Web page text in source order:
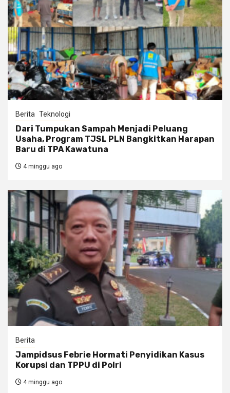
Berita Teknologi
Dari Tumpukan Sampah Menjadi Peluang
Usaha, Program TJSL PLN Bangkitkan Harapan
Baru di TPA Kawatuna
4 minggu ago
Berita
Jampidsus Febrie Hormati Penyidikan Kasus
Korupsi dan TPPU di Polri
4 minggu ago